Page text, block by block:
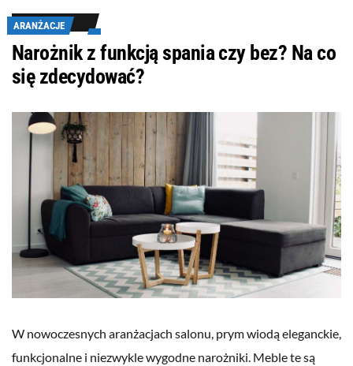
ARANŻACJE
Narożnik z funkcją spania czy bez? Na co
się zdecydować?
W nowoczesnych aranżacjach salonu, prym wiodą eleganckie,
funkcjonalne i niezwykle wygodne narożniki. Meble te są